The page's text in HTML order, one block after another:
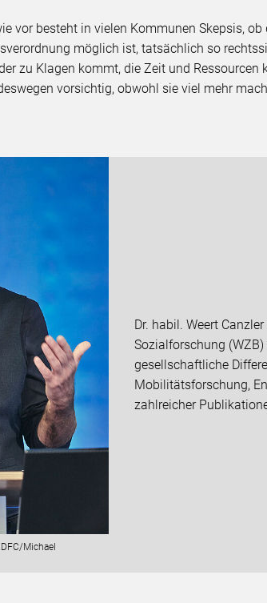
vor besteht in vielen Kommunen Skepsis, ob
möglich ist, tatsächlich so
zu Klagen kommt, die Zeit und Ressourcen
vorsichtig, obwohl sie viel mehr
Michael
Dr. habil. Weert
Sozialforschung
gesellschaftliche
Mobilitätsforschung,
zahlreicher